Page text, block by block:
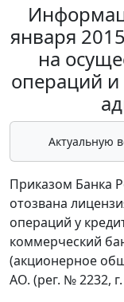
января
на
операций
Актуальную
Приказом Банка
отозвана
операций у
коммерческий
(акционерное
АО. (рег. № 2232,